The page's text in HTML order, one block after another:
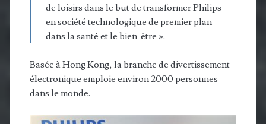
de loisirs dans le but de transformer Philips
en société technologique de premier plan
dans la santé et le bien-être ».
Basée à Hong Kong, la branche de divertissement
électronique emploie environ 2000 personnes
dans le monde.